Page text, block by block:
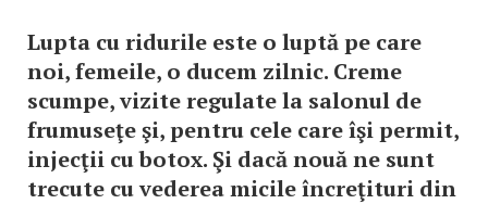
Lupta cu ridurile este o luptă pe care
noi, femeile, o ducem zilnic. Creme
scumpe, vizite regulate la salonul de
frumuseţe şi, pentru cele care îşi permit,
injecţii cu botox. Şi dacă nouă ne sunt
trecute cu vederea micile încreţituri din